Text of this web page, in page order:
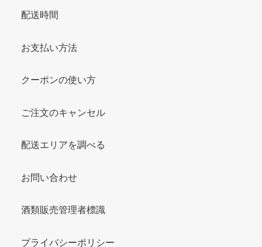
配送時間
お支払い方法
クーポンの使い方
ご注文のキャンセル
配送エリアを調べる
お問い合わせ
酒類販売管理者標識
プライバシーポリシー